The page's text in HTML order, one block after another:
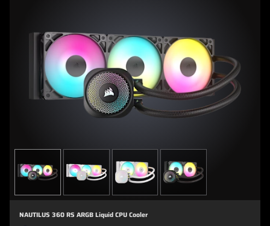
NAUTILUS 360 RS ARGB Liquid CPU Cooler